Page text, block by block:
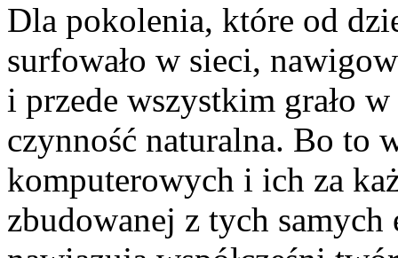
Dla pokolenia, które od
surfowało w sieci,
i przede wszystkim grało
czynność naturalna. Bo to
komputerowych i ich za
zbudowanej z tych